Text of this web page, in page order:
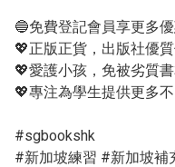
🔵免費登記會員享更多
💖正版正貨，出版社優
💖愛護小孩，免被劣質
💖專注為學生提供更多
#sgbookshk
#新加坡練習 #新加坡補